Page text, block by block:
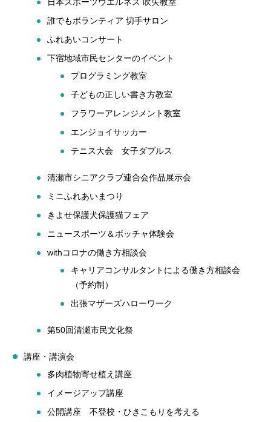
日本スポーツウエルネス 吹矢教室
誰でもボランティア 切手サロン
ふれあいコンサート
下宿地域市民センターのイベント
プログラミング教室
子どもの正しい書き方教室
フラワーアレンジメント教室
エンジョイサッカー
テニス大会 女子ダブルス
清瀬市シニアクラブ連合会作品展示会
ミニふれあいまつり
きよせ保護犬保護猫フェア
ニュースポーツ＆ボッチャ体験会
withコロナの働き方相談会
キャリアコンサルタントによる働き方相談会
（予約制）
出張マザーズハローワーク
第50回清瀬市民文化祭
講座・講演会
多肉植物寄せ植え講座
イメージアップ講座
公開講座 不登校・ひきこもりを考える